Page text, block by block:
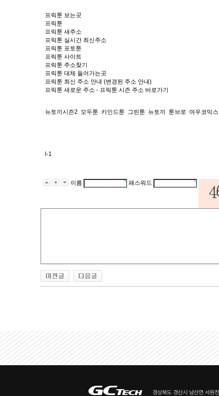
프릭툰 보는곳
프릭툰
프릭툰 새주소
프릭툰 실시간 최신주소
프릭툰 포토툰
프릭툰 사이트
프릭툰 주소찾기
프릭툰 대체 들어가는곳
프릭툰 최신 주소 안내 (변경된 주소 안내)
프릭툰 새로운 주소 - 프릭툰 시즌 주소 바로가기
뉴토끼시즌2 모두툰 카인드툰 그린툰 뉴토끼 툰브로 여우코믹스
l-1
이름 패스워드